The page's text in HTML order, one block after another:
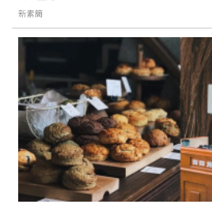
式、日式、台式各
記憶
新素簡